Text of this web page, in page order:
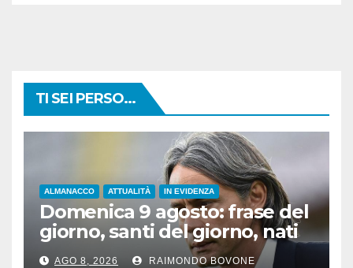
TI SEI PERSO...
ALMANACCO ATTUALITÀ IN EVIDENZA
Domenica 9 agosto: frase del
giorno, santi del giorno, nati
famosi, accadde oggi
AGO 8, 2026 RAIMONDO BOVONE